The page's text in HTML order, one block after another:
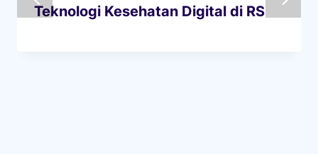
Teknologi Kesehatan Digital di RS